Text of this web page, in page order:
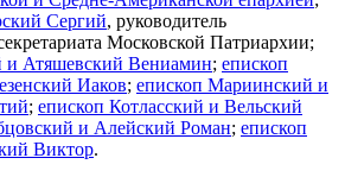
Сергий, руководитель
Московской Патриархии;
и Атяшевский Вениамин; епископ
Иаков; епископ Мариинский и
; епископ Котласский и Вельский
и Алейский Роман; епископ
Виктор.